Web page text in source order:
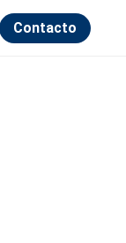
Contacto